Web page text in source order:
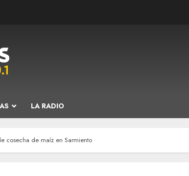
LA RADIO
cosecha de maíz en Sarmiento